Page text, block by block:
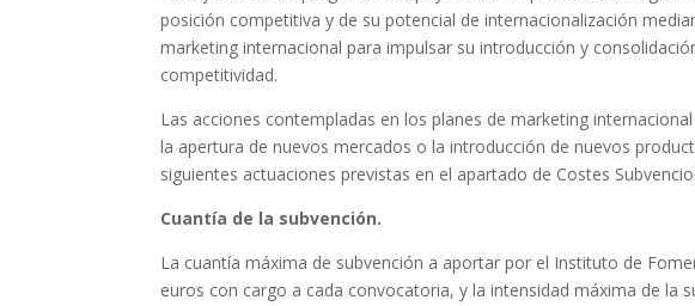
posición competitiva y de su potencial de internacionalización
marketing internacional para impulsar su introducción y
competitividad.
Las acciones contempladas en los planes de marketing
la apertura de nuevos mercados o la introducción de nuevos
siguientes actuaciones previstas en el apartado de Costes
Cuantía de la subvención.
La cuantía máxima de subvención a aportar por el Instituto de
euros con cargo a cada convocatoria, y la intensidad máxima de la